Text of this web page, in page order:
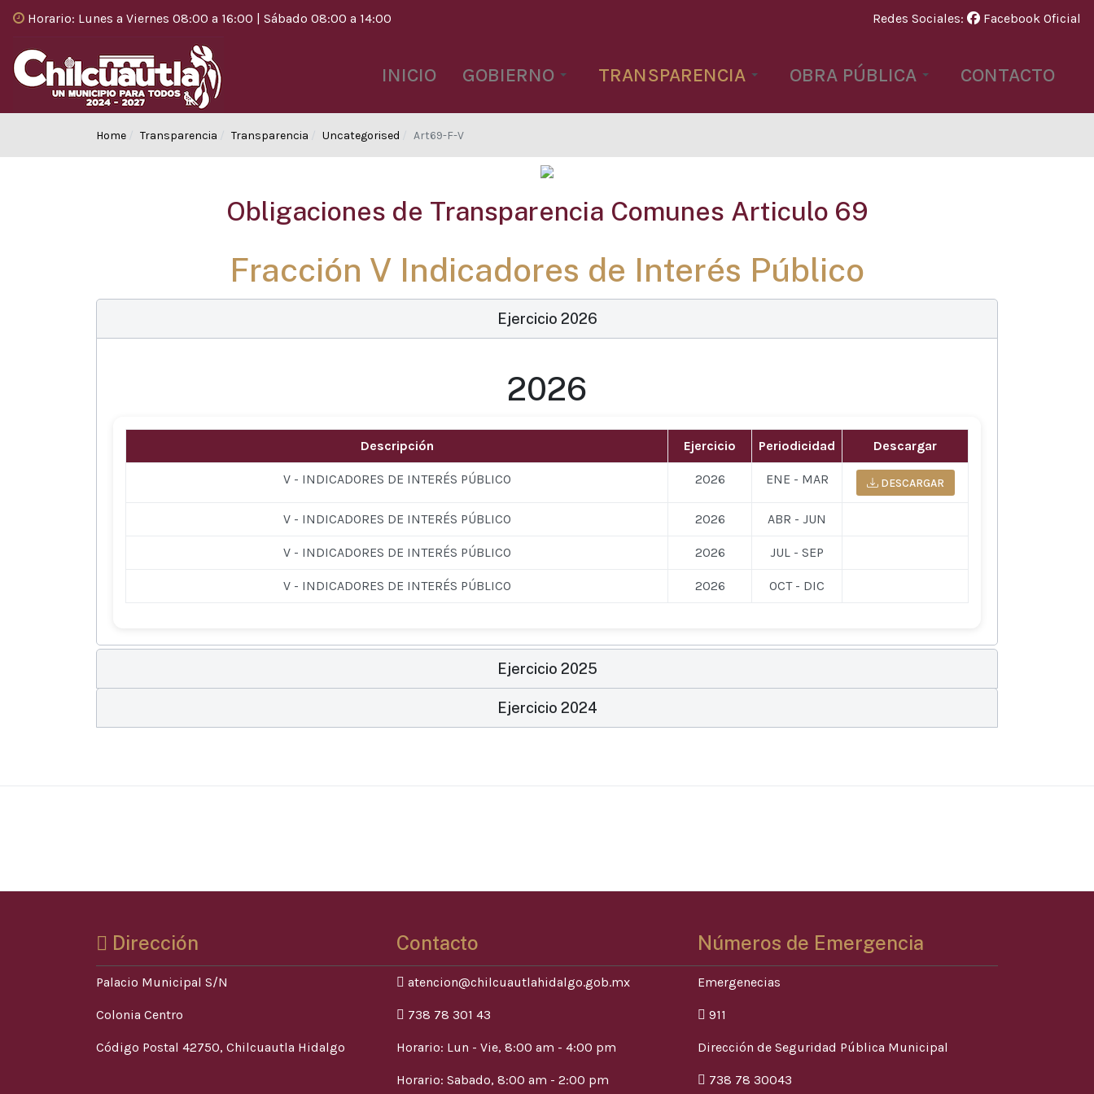
Horario: Lunes a Viernes 08:00 a 16:00 | Sábado 08:00 a 14:00 Redes Sociales: Facebook Oficial
INICIO GOBIERNO TRANSPARENCIA OBRA PÚBLICA CONTACTO
Home Transparencia Transparencia Uncategorised Art69-F-V
Obligaciones de Transparencia Comunes Articulo 69
Fracción V Indicadores de Interés Público
Ejercicio 2026
2026
Descripción Ejercicio Periodicidad Descargar
V - INDICADORES DE INTERÉS PÚBLICO 2026 ENE - MAR DESCARGAR
V - INDICADORES DE INTERÉS PÚBLICO 2026 ABR - JUN
V - INDICADORES DE INTERÉS PÚBLICO 2026 JUL - SEP
V - INDICADORES DE INTERÉS PÚBLICO 2026 OCT - DIC
Ejercicio 2025
Ejercicio 2024
Dirección
Palacio Municipal S/N
Colonia Centro
Código Postal 42750, Chilcuautla Hidalgo
Contacto
atencion@chilcuautlahidalgo.gob.mx
738 78 301 43
Horario: Lun - Vie, 8:00 am - 4:00 pm
Horario: Sabado, 8:00 am - 2:00 pm
Números de Emergencia
Emergenecias
911
Dirección de Seguridad Pública Municipal
738 78 30043